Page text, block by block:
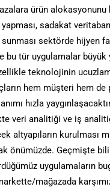
ürün alokasyonunu
sadakat
sektörde hijyen
bu tür uygulamalar büyük
teknolojinin
hem müşteri hem de
hızla
veri analitiği ve iş
altyapıların kurulması
önümüzde. Geçmişte
uygulamaların
mağazada